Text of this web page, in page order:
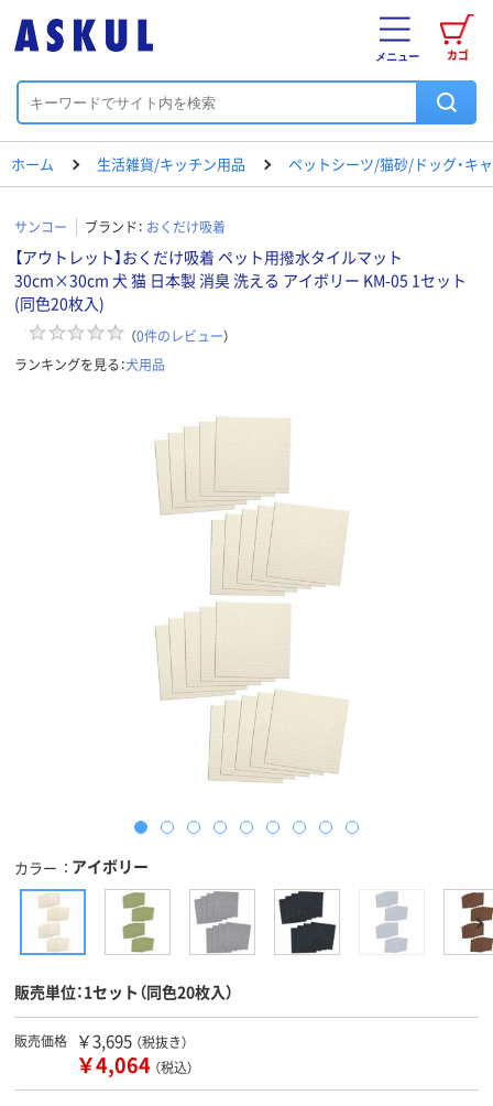
カゴ
メニュー
ホーム 生活雑貨/キッチン用品 ペットシーツ/猫砂/ドッグ・キ
サンコー ブランド： おくだけ吸着
【アウトレット】おくだけ吸着 ペット用撥水タイルマット
30cm×30cm 犬 猫 日本製 消臭 洗える アイボリー KM-05 1セット
(同色20枚入)
（0件のレビュー）
ランキングを見る：犬用品
カラー アイボリー
販売単位：1セット（同色20枚入）
販売価格 ￥3,695 （税抜き）
￥4,064 （税込）